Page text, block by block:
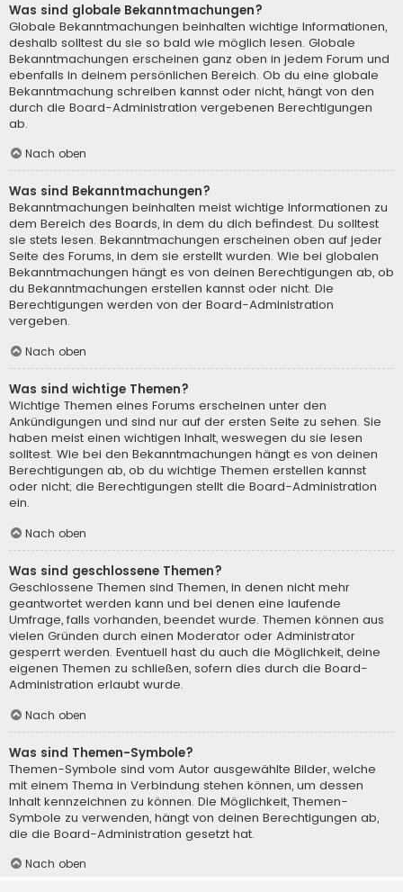
Was sind globale Bekanntmachungen?
Globale Bekanntmachungen beinhalten wichtige Informationen,
deshalb solltest du sie so bald wie möglich lesen. Globale
Bekanntmachungen erscheinen ganz oben in jedem Forum und
ebenfalls in deinem persönlichen Bereich. Ob du eine globale
Bekanntmachung schreiben kannst oder nicht, hängt von den
durch die Board-Administration vergebenen Berechtigungen
ab.
Nach oben
Was sind Bekanntmachungen?
Bekanntmachungen beinhalten meist wichtige Informationen zu
dem Bereich des Boards, in dem du dich befindest. Du solltest
sie stets lesen. Bekanntmachungen erscheinen oben auf jeder
Seite des Forums, in dem sie erstellt wurden. Wie bei globalen
Bekanntmachungen hängt es von deinen Berechtigungen ab, ob
du Bekanntmachungen erstellen kannst oder nicht. Die
Berechtigungen werden von der Board-Administration
vergeben.
Nach oben
Was sind wichtige Themen?
Wichtige Themen eines Forums erscheinen unter den
Ankündigungen und sind nur auf der ersten Seite zu sehen. Sie
haben meist einen wichtigen Inhalt, weswegen du sie lesen
solltest. Wie bei den Bekanntmachungen hängt es von deinen
Berechtigungen ab, ob du wichtige Themen erstellen kannst
oder nicht; die Berechtigungen stellt die Board-Administration
ein.
Nach oben
Was sind geschlossene Themen?
Geschlossene Themen sind Themen, in denen nicht mehr
geantwortet werden kann und bei denen eine laufende
Umfrage, falls vorhanden, beendet wurde. Themen können aus
vielen Gründen durch einen Moderator oder Administrator
gesperrt werden. Eventuell hast du auch die Möglichkeit, deine
eigenen Themen zu schließen, sofern dies durch die Board-
Administration erlaubt wurde.
Nach oben
Was sind Themen-Symbole?
Themen-Symbole sind vom Autor ausgewählte Bilder, welche
mit einem Thema in Verbindung stehen können, um dessen
Inhalt kennzeichnen zu können. Die Möglichkeit, Themen-
Symbole zu verwenden, hängt von deinen Berechtigungen ab,
die die Board-Administration gesetzt hat.
Nach oben